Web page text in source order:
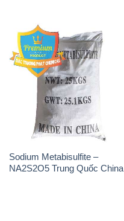
Sodium Metabisulfite –
NA2S2O5 Trung Quốc China